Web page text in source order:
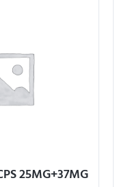
25MG+37MG